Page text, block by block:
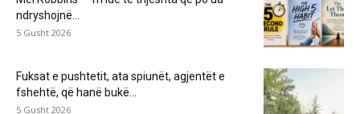
ndryshojnë...
5 Gusht 2026
Fuksat e pushtetit, ata spiunët, agjentët e
fshehtë, që hanë bukë...
5 Gusht 2026